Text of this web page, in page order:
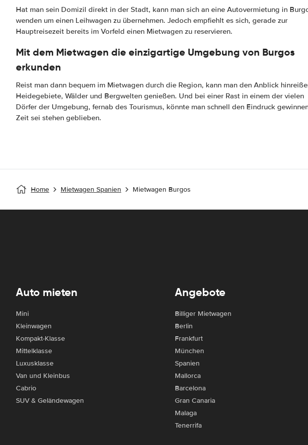
Hat man sein Domizil direkt in der Stadt, kann man sich an eine Autovermietung in
wenden um einen Leihwagen zu übernehmen. Jedoch empfiehlt es sich, gerade zur
Hauptreisezeit bereits im Vorfeld einen Mietwagen zu reservieren.
Mit dem Mietwagen die einzigartige Umgebung von Burgos
erkunden
Reist man dann bequem im Mietwagen durch die Region, kann man den Anblick
Heidegebiete, Wälder und Bergwelten genießen. Und bei einer Rast in einem der vielen
Dörfer der Umgebung, fernab des Tourismus, könnte man schnell den Eindruck
Zeit sei stehen geblieben.
Home Mietwagen Spanien Mietwagen Burgos
Auto mieten
Mini
Kleinwagen
Kompakt-Klasse
Mittelklasse
Luxusklasse
Van und Kleinbus
Cabrio
SUV & Geländewagen
Angebote
Billiger Mietwagen
Berlin
Frankfurt
München
Spanien
Mallorca
Barcelona
Gran Canaria
Malaga
Tenerrifa